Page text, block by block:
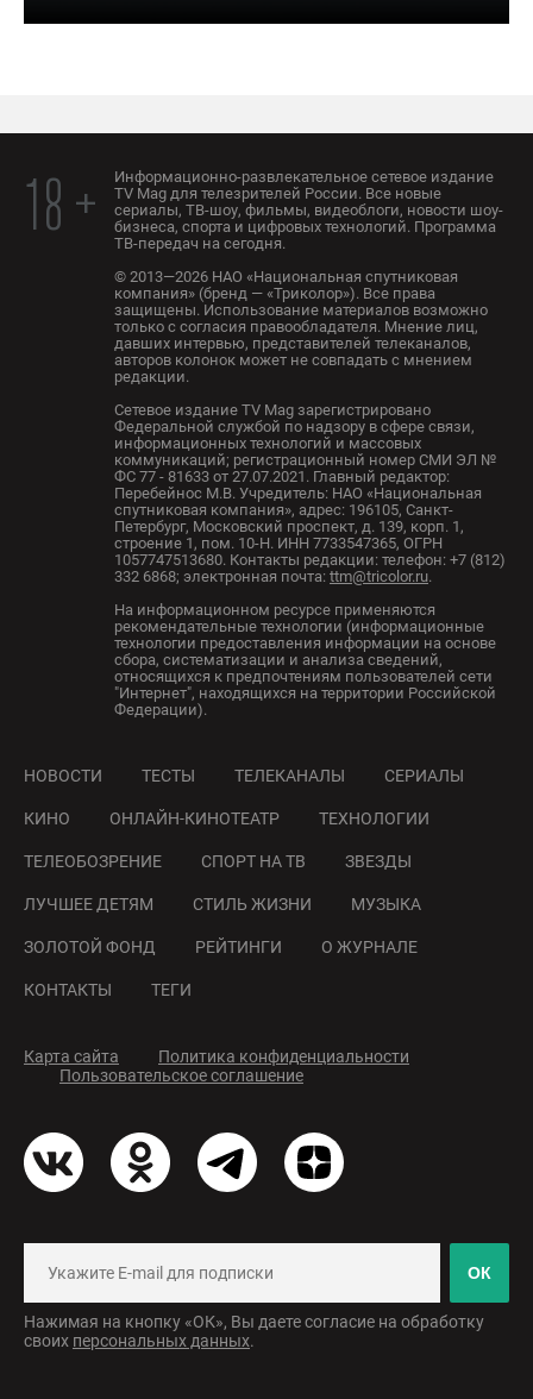
18 +
Информационно-развлекательное сетевое издание
TV Mag для телезрителей России. Все новые
сериалы, ТВ-шоу, фильмы, видеоблоги, новости шоу-
бизнеса, спорта и цифровых технологий. Программа
ТВ-передач на сегодня.
© 2013—2026 НАО «Национальная спутниковая
компания» (бренд — «Триколор»). Все права
защищены. Использование материалов возможно
только с согласия правообладателя. Мнение лиц,
давших интервью, представителей телеканалов,
авторов колонок может не совпадать с мнением
редакции.
Сетевое издание TV Mag зарегистрировано
Федеральной службой по надзору в сфере связи,
информационных технологий и массовых
коммуникаций; регистрационный номер СМИ ЭЛ №
ФС 77 - 81633 от 27.07.2021. Главный редактор:
Перебейнос М.В. Учредитель: НАО «Национальная
спутниковая компания», адрес: 196105, Санкт-
Петербург, Московский проспект, д. 139, корп. 1,
строение 1, пом. 10-Н. ИНН 7733547365, ОГРН
1057747513680. Контакты редакции: телефон: +7 (812)
332 6868; электронная почта: ttm@tricolor.ru.
На информационном ресурсе применяются
рекомендательные технологии (информационные
технологии предоставления информации на основе
сбора, систематизации и анализа сведений,
относящихся к предпочтениям пользователей сети
"Интернет", находящихся на территории Российской
Федерации).
НОВОСТИ ТЕСТЫ ТЕЛЕКАНАЛЫ СЕРИАЛЫ
КИНО ОНЛАЙН-КИНОТЕАТР ТЕХНОЛОГИИ
ТЕЛЕОБОЗРЕНИЕ СПОРТ НА ТВ ЗВЕЗДЫ
ЛУЧШЕЕ ДЕТЯМ СТИЛЬ ЖИЗНИ МУЗЫКА
ЗОЛОТОЙ ФОНД РЕЙТИНГИ О ЖУРНАЛЕ
КОНТАКТЫ ТЕГИ
Карта сайта
Политика конфиденциальности
Пользовательское соглашение
ОК
Нажимая на кнопку «ОК», Вы даете согласие на обработку
своих персональных данных.